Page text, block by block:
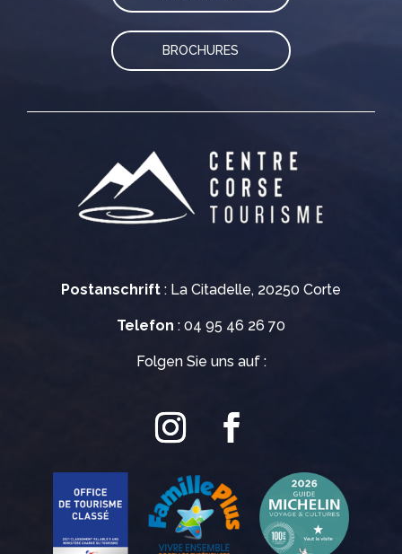
Postanschrift : La Citadelle, 20250 Corte
Telefon : 04 95 46 26 70
Folgen Sie uns auf :
BROCHURES